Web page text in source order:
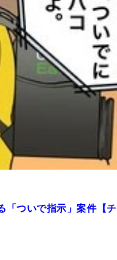
「ついで指示」案件【チ